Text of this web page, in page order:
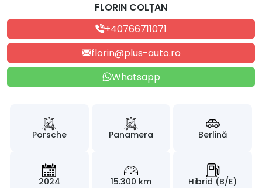
FLORIN COLȚAN
+40766711071
florin@plus-auto.ro
Whatsapp
Porsche Panamera Berlină
2024 15.300 km Hibrid (B/E)